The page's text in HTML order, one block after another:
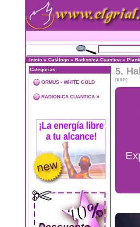
Inicio » Catálogo » Radionica Cuantica »
Categorias
ORMUS - WHITE GOLD
RADIONICA CUANTICA »
5.
[05P]